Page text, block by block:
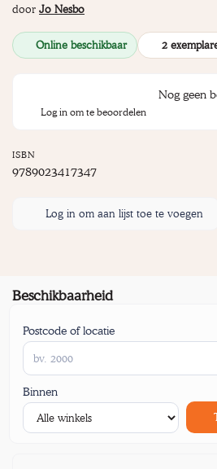
door Jo Nesbo
Online beschikbaar 2
Nog geen
Log in om te beoordelen
ISBN
9789023417347
Log in om aan lijst toe te voegen
Beschikbaarheid
Postcode of locatie
Binnen